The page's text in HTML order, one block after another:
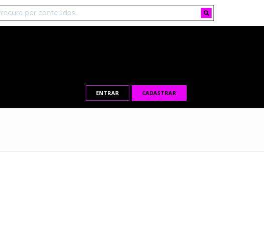
ENTRAR CADASTRAR